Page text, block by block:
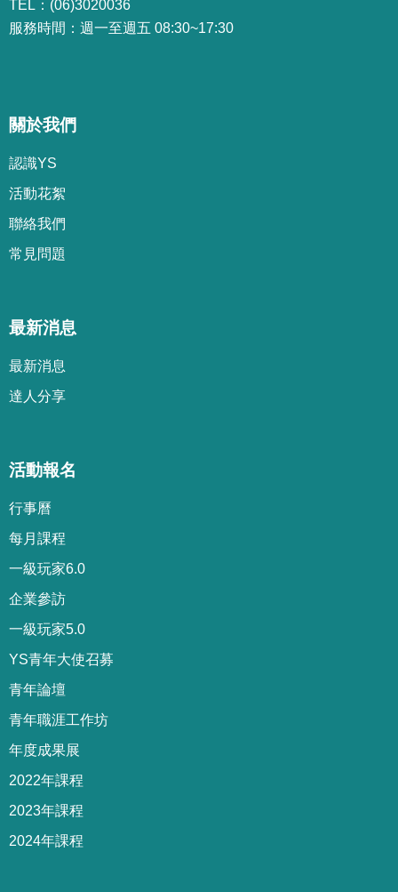
TEL：(06)3020036
服務時間：週一至週五 08:30~17:30
關於我們
認識YS
活動花絮
聯絡我們
常見問題
最新消息
最新消息
達人分享
活動報名
行事曆
每月課程
一級玩家6.0
企業參訪
一級玩家5.0
YS青年大使召募
青年論壇
青年職涯工作坊
年度成果展
2022年課程
2023年課程
2024年課程